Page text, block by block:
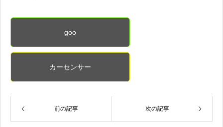
goo
カーセンサー
前の記事 次の記事